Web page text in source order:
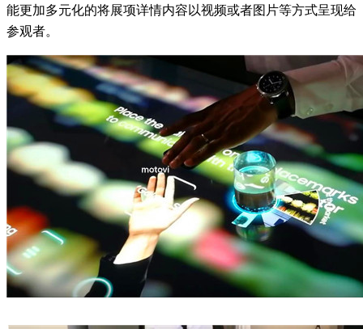
能更加多元化的将展项详情内容以视频或者图片等方式呈现给
参观者。